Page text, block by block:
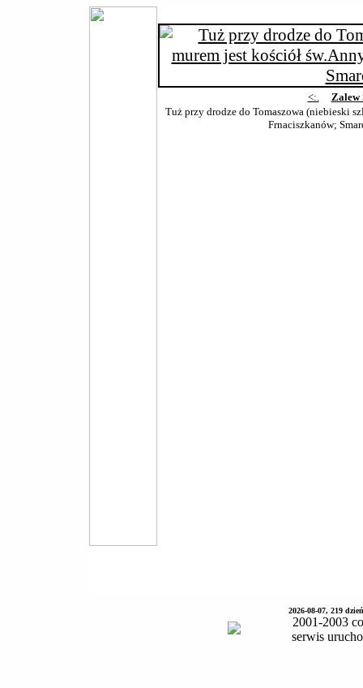
<:.
Zalew
Tuż przy drodze do Tomaszowa (niebieski
Frnaciszkanów;
2026-08-07, 219
2001-2003
serwis